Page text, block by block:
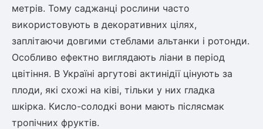
метрів. Тому саджанці рослини часто
використовують в декоративних цілях,
заплітаючи довгими стеблами альтанки і ротонди.
Особливо ефектно виглядають ліани в період
цвітіння. В Україні аргутові актинідії цінують за
плоди, які схожі на ківі, тільки у них гладка
шкірка. Кисло-солодкі вони мають післясмак
тропічних фруктів.